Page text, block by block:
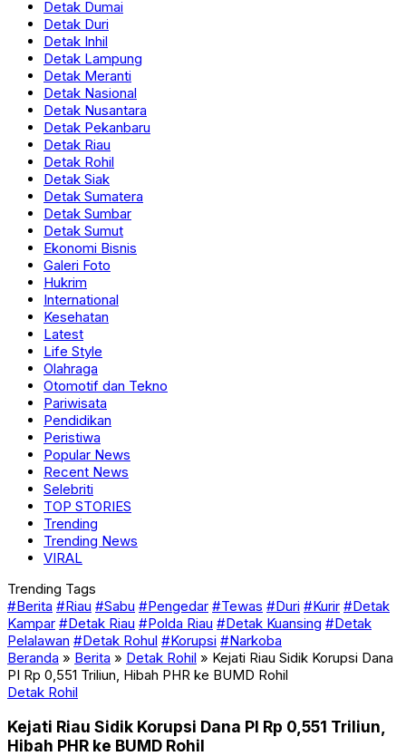
Detak Dumai
Detak Duri
Detak Inhil
Detak Lampung
Detak Meranti
Detak Nasional
Detak Nusantara
Detak Pekanbaru
Detak Riau
Detak Rohil
Detak Siak
Detak Sumatera
Detak Sumbar
Detak Sumut
Ekonomi Bisnis
Galeri Foto
Hukrim
International
Kesehatan
Latest
Life Style
Olahraga
Otomotif dan Tekno
Pariwisata
Pendidikan
Peristiwa
Popular News
Recent News
Selebriti
TOP STORIES
Trending
Trending News
VIRAL
Trending Tags
#Berita #Riau #Sabu #Pengedar #Tewas #Duri #Kurir #Detak
Kampar #Detak Riau #Polda Riau #Detak Kuansing #Detak
Pelalawan #Detak Rohul #Korupsi #Narkoba
Beranda » Berita » Detak Rohil » Kejati Riau Sidik Korupsi Dana
PI Rp 0,551 Triliun, Hibah PHR ke BUMD Rohil
Detak Rohil
Kejati Riau Sidik Korupsi Dana PI Rp 0,551 Triliun,
Hibah PHR ke BUMD Rohil